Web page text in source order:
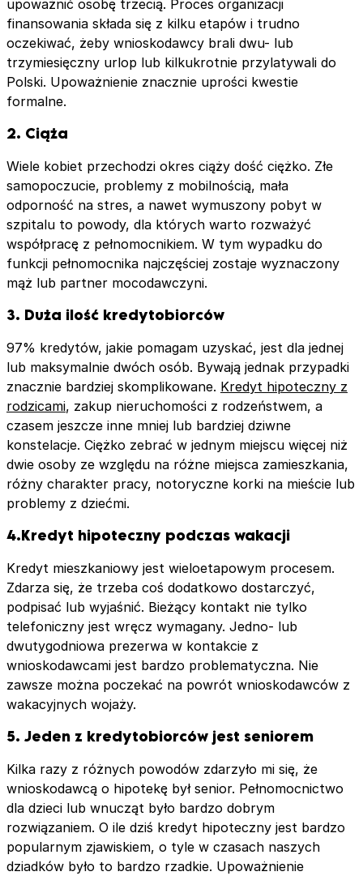
upoważnić osobę trzecią. Proces organizacji
finansowania składa się z kilku etapów i trudno
oczekiwać, żeby wnioskodawcy brali dwu- lub
trzymiesięczny urlop lub kilkukrotnie przylatywali do
Polski. Upoważnienie znacznie uprości kwestie
formalne.
2. Ciąża
Wiele kobiet przechodzi okres ciąży dość ciężko. Złe
samopoczucie, problemy z mobilnością, mała
odporność na stres, a nawet wymuszony pobyt w
szpitalu to powody, dla których warto rozważyć
współpracę z pełnomocnikiem. W tym wypadku do
funkcji pełnomocnika najczęściej zostaje wyznaczony
mąż lub partner mocodawczyni.
3. Duża ilość kredytobiorców
97% kredytów, jakie pomagam uzyskać, jest dla jednej
lub maksymalnie dwóch osób. Bywają jednak przypadki
znacznie bardziej skomplikowane. Kredyt hipoteczny z
rodzicami, zakup nieruchomości z rodzeństwem, a
czasem jeszcze inne mniej lub bardziej dziwne
konstelacje. Ciężko zebrać w jednym miejscu więcej niż
dwie osoby ze względu na różne miejsca zamieszkania,
różny charakter pracy, notoryczne korki na mieście lub
problemy z dziećmi.
4.Kredyt hipoteczny podczas wakacji
Kredyt mieszkaniowy jest wieloetapowym procesem.
Zdarza się, że trzeba coś dodatkowo dostarczyć,
podpisać lub wyjaśnić. Bieżący kontakt nie tylko
telefoniczny jest wręcz wymagany. Jedno- lub
dwutygodniowa prezerwa w kontakcie z
wnioskodawcami jest bardzo problematyczna. Nie
zawsze można poczekać na powrót wnioskodawców z
wakacyjnych wojaży.
5. Jeden z kredytobiorców jest seniorem
Kilka razy z różnych powodów zdarzyło mi się, że
wnioskodawcą o hipotekę był senior. Pełnomocnictwo
dla dzieci lub wnucząt było bardzo dobrym
rozwiązaniem. O ile dziś kredyt hipoteczny jest bardzo
popularnym zjawiskiem, o tyle w czasach naszych
dziadków było to bardzo rzadkie. Upoważnienie